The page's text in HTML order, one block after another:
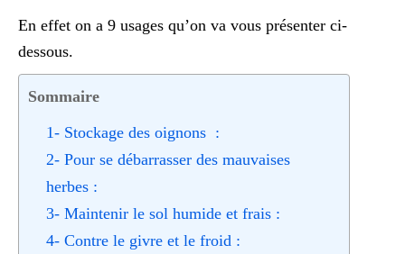
En effet on a 9 usages qu’on va vous présenter ci-
dessous.
Sommaire
1- Stockage des oignons :
2- Pour se débarrasser des mauvaises
herbes :
3- Maintenir le sol humide et frais :
4- Contre le givre et le froid :